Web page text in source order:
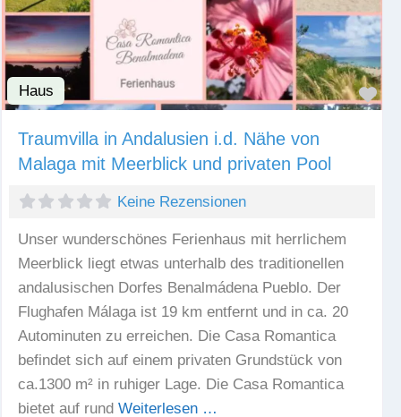
Haus
Traumvilla in Andalusien i.d. Nähe von
Malaga mit Meerblick und privaten Pool
Keine Rezensionen
Unser wunderschönes Ferienhaus mit herrlichem
Meerblick liegt etwas unterhalb des traditionellen
andalusischen Dorfes Benalmádena Pueblo. Der
Flughafen Málaga ist 19 km entfernt und in ca. 20
Autominuten zu erreichen. Die Casa Romantica
befindet sich auf einem privaten Grundstück von
ca.1300 m² in ruhiger Lage. Die Casa Romantica
bietet auf rund Weiterlesen …